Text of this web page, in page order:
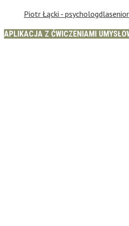
Piotr Łącki -
APLIKACJA Z ĆWICZENIAMI